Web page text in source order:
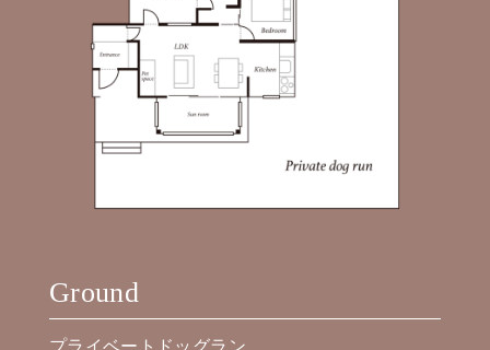
Ground
プライベートドッグラン